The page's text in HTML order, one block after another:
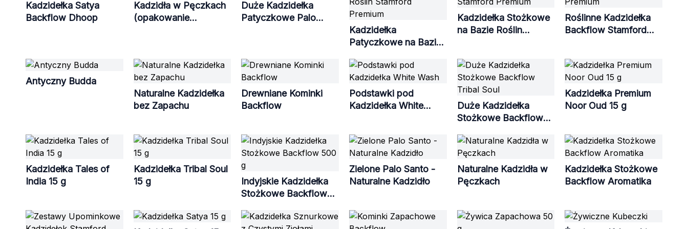
Kadzidełka Satya
Backflow Dhoop
Kadzidła w Pęczkach
(opakowanie
Duże Kadzidełka
Patyczkowe Palo
Kadzidełka
Patyczkowe na Bazie
Premium
Kadzidełka Stożkowe
na Bazie Roślin
Roślinne Kadzidełka
Backflow Stamford
Antyczny Budda
Naturalne Kadzidełka
bez Zapachu
Drewniane Kominki
Backflow
Podstawki pod
Kadzidełka White
Duże Kadzidełka
Stożkowe Backflow
Kadzidełka Premium
Noor Oud 15 g
Kadzidełka Tales of
India 15 g
Kadzidełka Tribal Soul
15 g
Indyjskie Kadzidełka
Stożkowe Backflow
Zielone Palo Santo -
Naturalne Kadzidło
Naturalne Kadzidła w
Pęczkach
Kadzidełka Stożkowe
Backflow Aromatika